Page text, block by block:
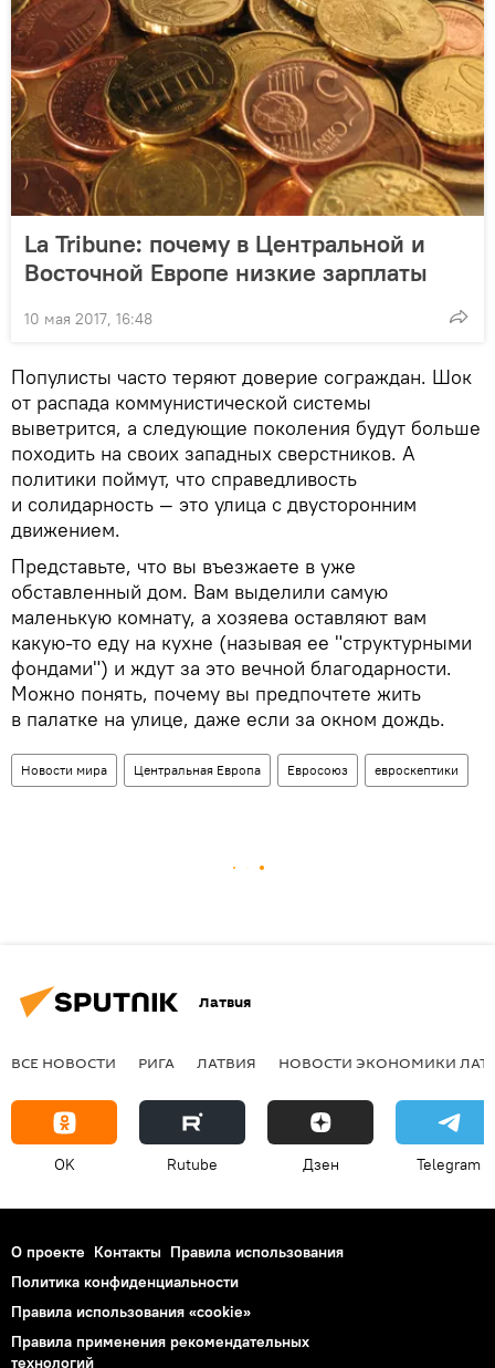
La Tribune: почему в Центральной и
Восточной Европе низкие зарплаты
10 мая 2017, 16:48
Популисты часто теряют доверие сограждан. Шок
от распада коммунистической системы
выветрится, а следующие поколения будут больше
походить на своих западных сверстников. А
политики поймут, что справедливость
и солидарность — это улица с двусторонним
движением.
Представьте, что вы въезжаете в уже
обставленный дом. Вам выделили самую
маленькую комнату, а хозяева оставляют вам
какую-то еду на кухне (называя ее "структурными
фондами") и ждут за это вечной благодарности.
Можно понять, почему вы предпочтете жить
в палатке на улице, даже если за окном дождь.
Новости мира Центральная Европа Евросоюз евроскептики
Латвия
ВСЕ НОВОСТИ РИГА ЛАТВИЯ НОВОСТИ ЭКОНОМИКИ
OK Rutube Дзен Telegram
О проекте Контакты Правила использования
Политика конфиденциальности
Правила использования «cookie»
Правила применения рекомендательных
технологий